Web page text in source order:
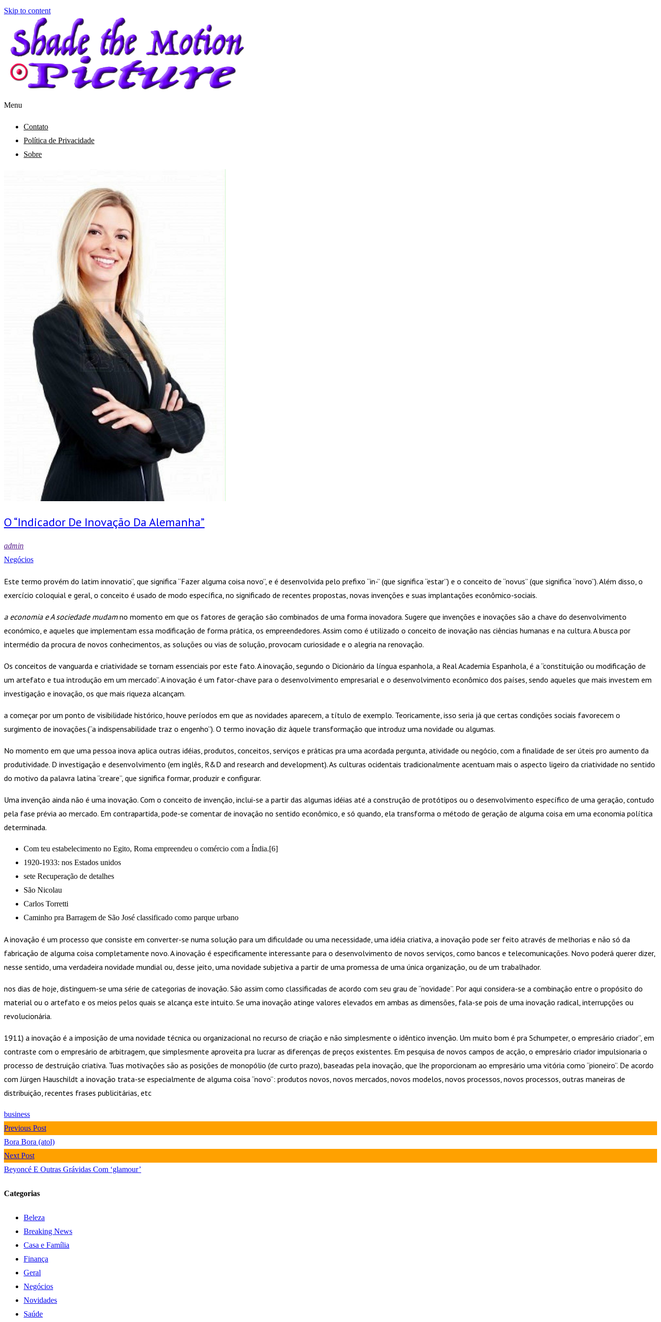
Skip to content
Menu
Contato
Política de Privacidade
Sobre
O “Indicador De Inovação Da Alemanha”
admin
Negócios
Este termo provém do latim innovatio”, que significa “Fazer alguma coisa novo”, e é desenvolvida pelo prefixo “in-” (que significa “estar”) e o conceito de “novus” (que significa “novo”). Além disso, o
exercício coloquial e geral, o conceito é usado de modo específica, no significado de recentes propostas, novas invenções e suas implantações econômico-sociais.
a economia e A sociedade mudamno momento em que os fatores de geração são combinados de uma forma inovadora. Sugere que invenções e inovações são a chave do desenvolvimento
económico, e aqueles que implementam essa modificação de forma prática, os empreendedores. Assim como é utilizado o conceito de inovação nas ciências humanas e na cultura. A busca por
intermédio da procura de novos conhecimentos, as soluções ou vias de solução, provocam curiosidade e o alegria na renovação.
Os conceitos de vanguarda e criatividade se tornam essenciais por este fato. A inovação, segundo o Dicionário da língua espanhola, a Real Academia Espanhola, é a “constituição ou modificação de
um artefato e tua introdução em um mercado”. A inovação é um fator-chave para o desenvolvimento empresarial e o desenvolvimento econômico dos países, sendo aqueles que mais investem em
investigação e inovação, os que mais riqueza alcançam.
a começar por um ponto de visibilidade histórico, houve períodos em que as novidades aparecem, a título de exemplo. Teoricamente, isso seria já que certas condições sociais favorecem o
surgimento de inovações.(“a indispensabilidade traz o engenho”). O termo inovação diz àquele transformação que introduz uma novidade ou algumas.
No momento em que uma pessoa inova aplica outras idéias, produtos, conceitos, serviços e práticas pra uma acordada pergunta, atividade ou negócio, com a finalidade de ser úteis pro aumento da
produtividade. D investigação e desenvolvimento (em inglês, R&D and research and development). As culturas ocidentais tradicionalmente acentuam mais o aspecto ligeiro da criatividade no sentido
do motivo da palavra latina “creare”, que significa formar, produzir e configurar.
Uma invenção ainda não é uma inovação. Com o conceito de invenção, inclui-se a partir das algumas idéias até a construção de protótipos ou o desenvolvimento específico de uma geração, contudo
pela fase prévia ao mercado. Em contrapartida, pode-se comentar de inovação no sentido econômico, e só quando, ela transforma o método de geração de alguma coisa em uma economia política
determinada.
Com teu estabelecimento no Egito, Roma empreendeu o comércio com a Índia.[6]
1920-1933: nos Estados unidos
sete Recuperação de detalhes
São Nicolau
Carlos Torretti
Caminho pra Barragem de São José classificado como parque urbano
A inovação é um processo que consiste em converter-se numa solução para um dificuldade ou uma necessidade, uma idéia criativa, a inovação pode ser feito através de melhorias e não só da
fabricação de alguma coisa completamente novo. A inovação é especificamente interessante para o desenvolvimento de novos serviços, como bancos e telecomunicações. Novo poderá querer dizer,
nesse sentido, uma verdadeira novidade mundial ou, desse jeito, uma novidade subjetiva a partir de uma promessa de uma única organização, ou de um trabalhador.
nos dias de hoje, distinguem-se uma série de categorias de inovação. São assim como classificadas de acordo com seu grau de “novidade”. Por aqui considera-se a combinação entre o propósito do
material ou o artefato e os meios pelos quais se alcança este intuito. Se uma inovação atinge valores elevados em ambas as dimensões, fala-se pois de uma inovação radical, interrupções ou
revolucionária.
1911) a inovação é a imposição de uma novidade técnica ou organizacional no recurso de criação e não simplesmente o idêntico invenção. Um muito bom é pra Schumpeter, o empresário criador”, em
contraste com o empresário de arbitragem, que simplesmente aproveita pra lucrar as diferenças de preços existentes. Em pesquisa de novos campos de acção, o empresário criador impulsionaria o
processo de destruição criativa. Tuas motivações são as posições de monopólio (de curto prazo), baseadas pela inovação, que lhe proporcionam ao empresário uma vitória como “pioneiro”. De acordo
com Jürgen Hauschildt a inovação trata-se especialmente de alguma coisa “novo”: produtos novos, novos mercados, novos modelos, novos processos, novos processos, outras maneiras de
distribuição, recentes frases publicitárias, etc
business
Previous Post
Bora Bora (atol)
Next Post
Beyoncé E Outras Grávidas Com ‘glamour’
Categorias
Beleza
Breaking News
Casa e Família
Finança
Geral
Negócios
Novidades
Saúde